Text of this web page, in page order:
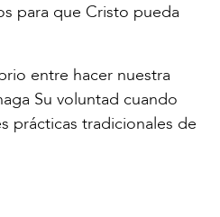
para que Cristo pueda
entre hacer nuestra
Su voluntad cuando
prácticas tradicionales de